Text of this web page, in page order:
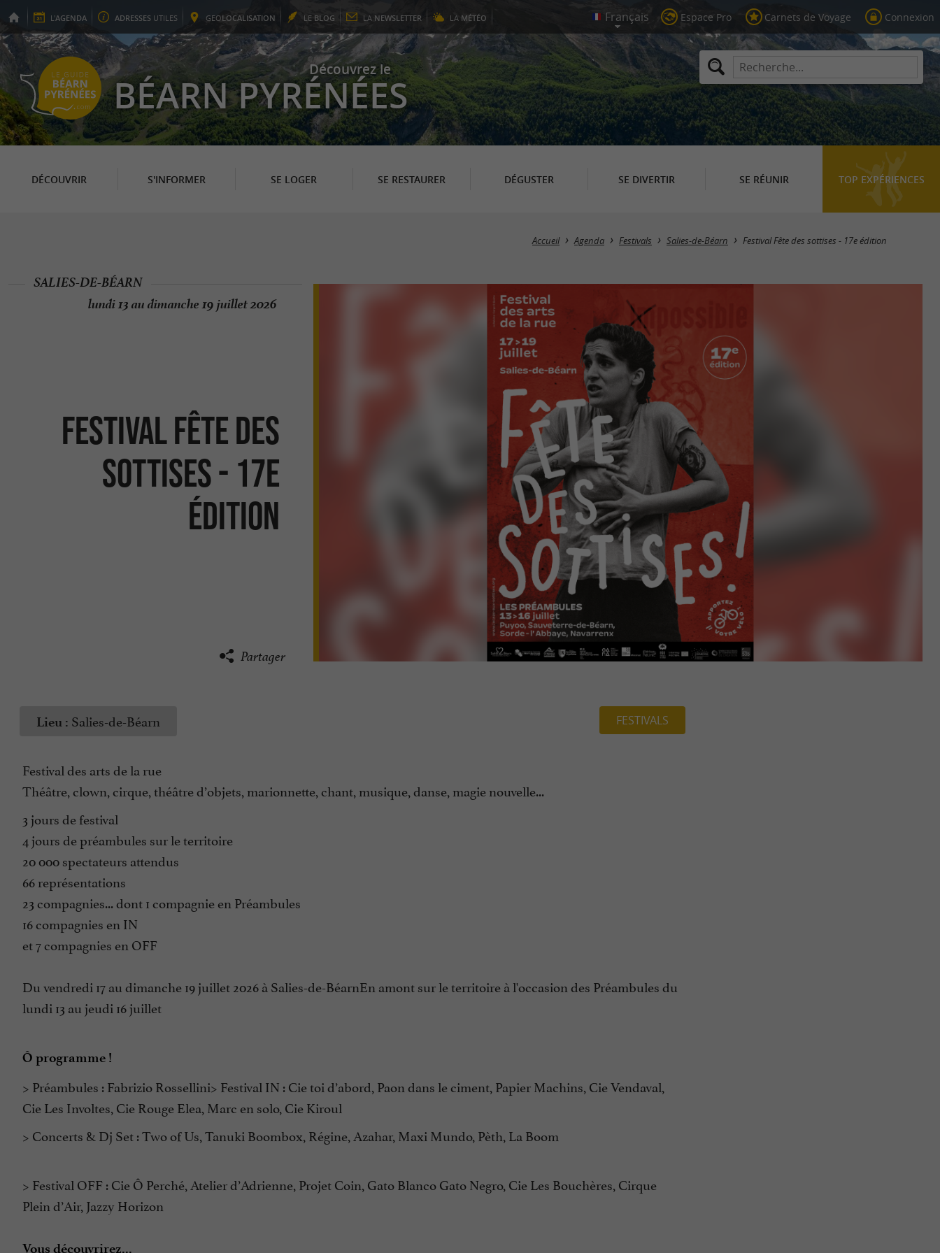
L'AGENDA ADRESSES UTILES GEOLOCALISATION LE BLOG LA NEWSLETTER LA MÉTÉO Espace Pro Carnets de Voyage Connexion
Découvrez le
BÉARN PYRÉNÉES
DÉCOUVRIR S'INFORMER SE LOGER SE RESTAURER DÉGUSTER SE DIVERTIR SE RÉUNIR TOP EXPÉRIENCES
Accueil Agenda Festivals Salies-de-Béarn Festival Fête des sottises - 17e édition
Festival Fête des
sottises - 17e
édition
SALIES-DE-BÉARN
lundi 13 au dimanche 19 juillet 2026
Partager
Lieu : Salies-de-Béarn FESTIVALS
Festival des arts de la rue
Théâtre, clown, cirque, théâtre d’objets, marionnette, chant, musique, danse, magie nouvelle...
3 jours de festival
4 jours de préambules sur le territoire
20 000 spectateurs attendus
66 représentations
23 compagnies... dont 1 compagnie en Préambules
16 compagnies en IN
et 7 compagnies en OFF
Du vendredi 17 au dimanche 19 juillet 2026 à Salies-de-BéarnEn amont sur le territoire à l'occasion des Préambules du
lundi 13 au jeudi 16 juillet
Ô programme !
> Préambules : Fabrizio Rossellini> Festival IN : Cie toi d’abord, Paon dans le ciment, Papier Machins, Cie Vendaval,
Cie Les Involtes, Cie Rouge Elea, Marc en solo, Cie Kiroul
> Concerts & Dj Set : Two of Us, Tanuki Boombox, Régine, Azahar, Maxi Mundo, Pèth, La Boom
> Festival OFF : Cie Ô Perché, Atelier d’Adrienne, Projet Coin, Gato Blanco Gato Negro, Cie Les Bouchères, Cirque
Plein d’Air, Jazzy Horizon
Vous découvrirez...